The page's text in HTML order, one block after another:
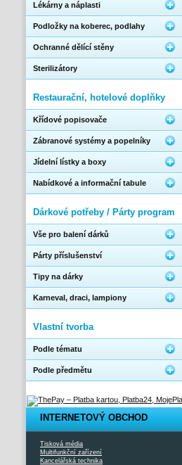
Lékárny a náplasti
Podložky na koberec, podlahy
Ochranné dělící stěny
Sterilizátory
Restaurační, hotelové doplňky
Křídové popisovače
Zábranové systémy a popelníky
Jídelní lístky a boxy
Nabídkové a informační tabule
Dárkové potřeby / Párty program
Vše pro balení dárků
Párty příslušenství
Tipy na dárky
Karneval, draci, lampiony
Vlastní tvorba
Podle tématu
Podle předmětu
INTERNETOVÝ OBCHOD
Tisková média
Multifunkční zařízení
Kancelářská technika